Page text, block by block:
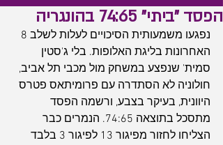
הפסד "ביתי" 74:65 בהונגריה
האחרונות בליגת האלופות. בלי ג'סטין
סמית' שנפצע במשחק מול מכבי תל אביב,
חולוניה לא הסתדרה עם פרומיתאס פטרס
היוונית, בעיקר בצבע, ורשמה הפסד
מתסכל בתוצאה 74:65. הנמרים כבר
הצליחו לחזור מפיגור 13 לפיגור 3 בלבד